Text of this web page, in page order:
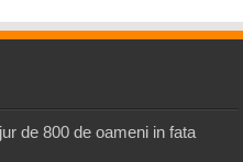
de 800 de oameni in fata